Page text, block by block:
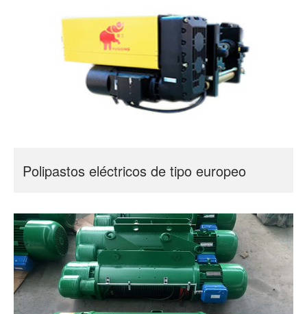
Polipastos eléctricos de tipo europeo